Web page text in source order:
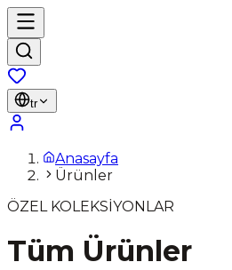
tr
Anasayfa
Ürünler
ÖZEL KOLEKSİYONLAR
Tüm Ürünler